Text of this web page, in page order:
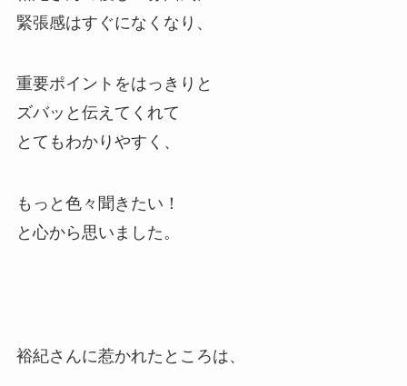
緊張感はすぐになくなり、
重要ポイントをはっきりと
ズバッと伝えてくれて
とてもわかりやすく、
もっと色々聞きたい！
と心から思いました。
裕紀さんに惹かれたところは、